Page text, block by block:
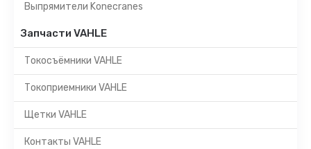
Выпрямители Konecranes
Запчасти VAHLE
Токосъёмники VAHLE
Токоприемники VAHLE
Щетки VAHLE
Контакты VAHLE